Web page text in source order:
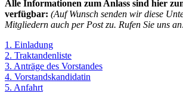
Alle Informationen zum Anlass sind hier
verfügbar: (Auf Wunsch senden wir diese
Mitgliedern auch per Post zu. Rufen Sie uns
1. Einladung
2. Traktandenliste
3. Anträge des Vorstandes
4. Vorstandskandidatin
5. Anfahrt